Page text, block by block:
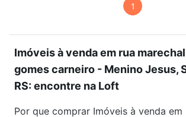
1
Imóveis à venda em rua
gomes carneiro - Menino Jesus,
RS: encontre na Loft
Por que comprar Imóveis à venda em